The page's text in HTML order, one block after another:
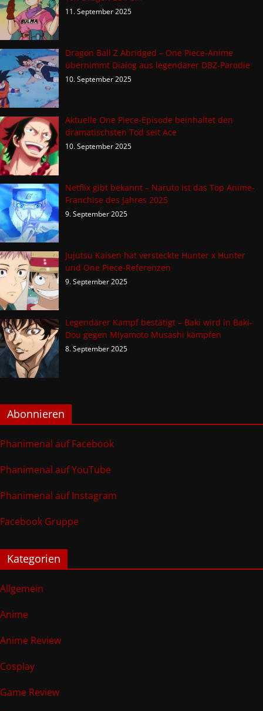
11. September 2025
Dragon Ball Z Abridged – One Piece-Anime
übernimmt Dialog aus legendärer DBZ-Parodie
10. September 2025
Aktuelle One Piece-Episode beinhaltet den
dramatischsten Tod seit Ace
10. September 2025
Netflix gibt bekannt – Naruto ist das Top Anime-
Franchise des Jahres 2025
9. September 2025
Jujutsu Kaisen hat versteckte Hunter x Hunter
und One Piece-Referenzen
9. September 2025
Legendärer Kampf bestätigt – Baki wird in Baki-
Dou gegen Miyamoto Musashi kämpfen
8. September 2025
Abonnieren
Phanimenal auf Facebook
Phanimenal auf YouTube
Phanimenal auf Instagram
Facebook Gruppe
Kategorien
Allgemein
Anime
Anime Review
Cosplay
Game Review